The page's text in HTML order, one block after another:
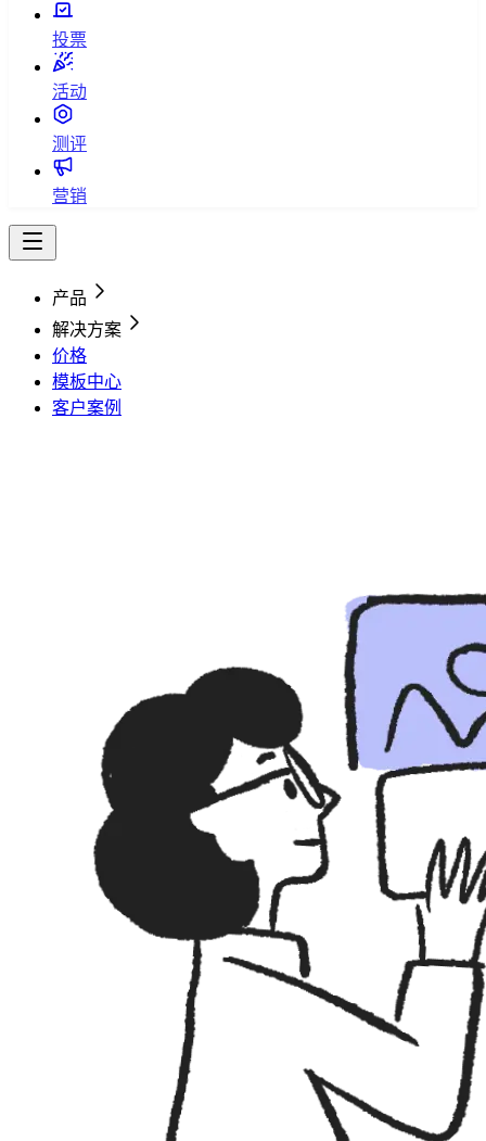
投票
活动
测评
营销
产品
解决方案
价格
模板中心
客户案例